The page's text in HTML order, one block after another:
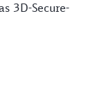
3D-Secure-